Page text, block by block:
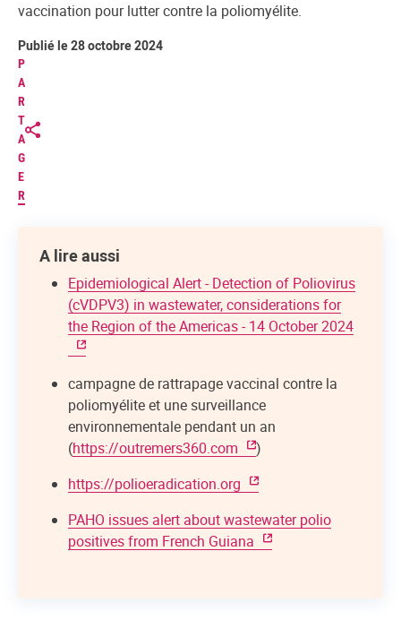
vaccination pour lutter contre la poliomyélite.
P
A
R
T
A
G
E
R
Publié le 28 octobre 2024
A lire aussi
Epidemiological Alert - Detection of Poliovirus
(cVDPV3) in wastewater, considerations for
the Region of the Americas - 14 October 2024
campagne de rattrapage vaccinal contre la
poliomyélite et une surveillance
environnementale pendant un an
(https://outremers360.com
)
https://polioeradication.org
PAHO issues alert about wastewater polio
positives from French Guiana